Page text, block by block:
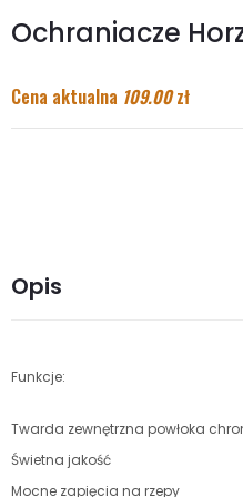
Ochraniacze
Cena aktualna 109.00zł
Opis
Funkcje:
Twarda zewnętrzna powłoka
Świetna jakość
Mocne zapięcia na rzepy